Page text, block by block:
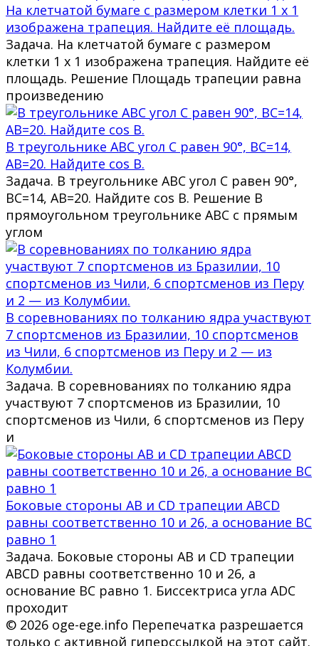
На клетчатой бумаге с размером клетки 1 х 1
изображена трапеция. Найдите её площадь.
Задача. На клетчатой бумаге с размером
клетки 1 х 1 изображена трапеция. Найдите её
площадь. Решение Площадь трапеции равна
произведению
В треугольнике ABC угол C равен 90°, BC=14,
AB=20. Найдите cos B.
Задача. В треугольнике ABC угол C равен 90°,
BC=14, AB=20. Найдите cos B. Решение В
прямоугольном треугольнике ABC с прямым
углом
В соревнованиях по толканию ядра участвуют
7 спортсменов из Бразилии, 10 спортсменов
из Чили, 6 спортсменов из Перу и 2 — из
Колумбии.
Задача. В соревнованиях по толканию ядра
участвуют 7 спортсменов из Бразилии, 10
спортсменов из Чили, 6 спортсменов из Перу
и
Боковые стороны AB и CD трапеции ABCD
равны соответственно 10 и 26, а основание BC
равно 1
Задача. Боковые стороны AB и CD трапеции
ABCD равны соответственно 10 и 26, а
основание BC равно 1. Биссектриса угла ADC
проходит
© 2026 oge-ege.info Перепечатка разрешается
только с активной гиперссылкой на этот сайт.